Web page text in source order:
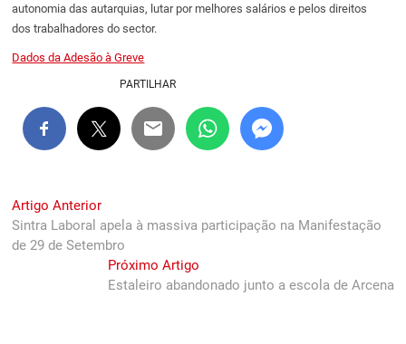
autonomia das autarquias, lutar por melhores salários e pelos direitos
dos trabalhadores do sector.
Dados da Adesão à Greve
PARTILHAR
Navegação
de
Artigo AnteriorPrevious
post:
Sintra Laboral apela à massiva participação na Manifestação
de 29 de Setembro
Próximo ArtigoNext
post:
Estaleiro abandonado junto a escola de Arcena